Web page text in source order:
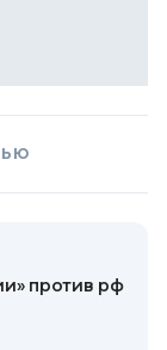
против рф